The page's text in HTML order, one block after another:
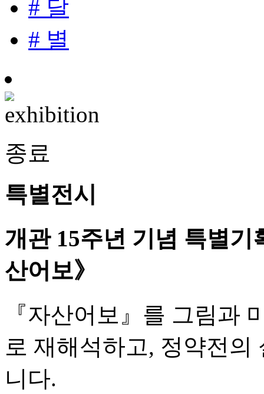
# 달
# 별
종료
특별전시
개관 15주년 기념 특별
산어보》
『자산어보』를 그림과
로 재해석하고, 정약전의
니다.